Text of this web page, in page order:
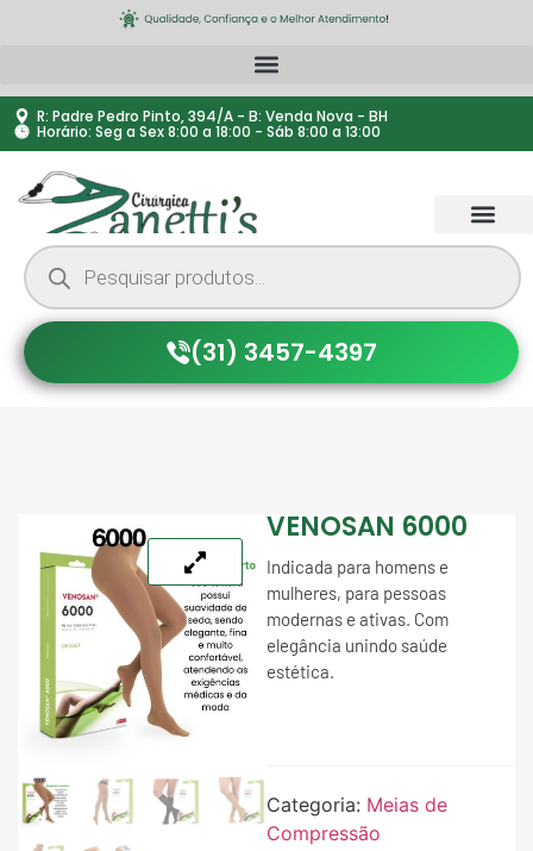
R: Padre Pedro Pinto, 394/A - B: Venda Nova - BH
Horário: Seg a Sex 8:00 a 18:00 - Sáb 8:00 a 13:00
(31) 3457-4397
VENOSAN 6000
Indicada para homens e
mulheres, para pessoas
modernas e ativas. Com
elegância unindo saúde
estética.
Categoria: Meias de
Compressão